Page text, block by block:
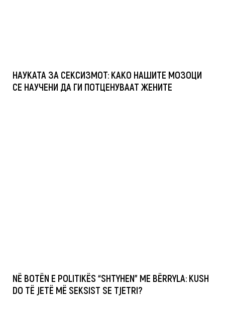
НАУКАТА ЗА СЕКСИЗМОТ: КАКО НАШИТЕ МОЗОЦИ
СЕ НАУЧЕНИ ДА ГИ ПОТЦЕНУВААТ ЖЕНИТЕ
NË BOTËN E POLITIKËS “SHTYHEN” ME BËRRYLA: KUSH
DO TË JETË MË SEKSIST SE TJETRI?